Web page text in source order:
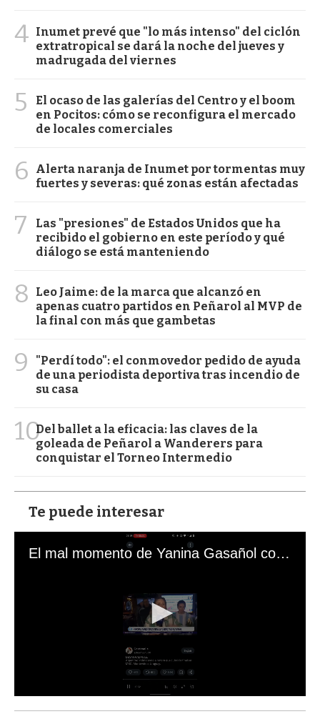
4 Inumet prevé que "lo más intenso" del ciclón
extratropical se dará la noche del jueves y
madrugada del viernes
5
El ocaso de las galerías del Centro y el boom
en Pocitos: cómo se reconfigura el mercado
de locales comerciales
6
Alerta naranja de Inumet por tormentas muy
fuertes y severas: qué zonas están afectadas
7
Las "presiones" de Estados Unidos que ha
recibido el gobierno en este período y qué
diálogo se está manteniendo
8
Leo Jaime: de la marca que alcanzó en
apenas cuatro partidos en Peñarol al MVP de
la final con más que gambetas
9
"Perdí todo": el conmovedor pedido de ayuda
de una periodista deportiva tras incendio de
su casa
10Del ballet a la eficacia: las claves de la
goleada de Peñarol a Wanderers para
conquistar el Torneo Intermedio
Te puede interesar
El mal momento de Yanina Gasañol con un hincha argentino en "Subrayado"
s